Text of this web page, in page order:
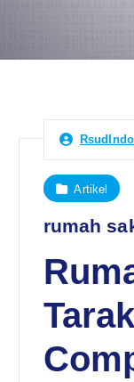
Artikel
rumah